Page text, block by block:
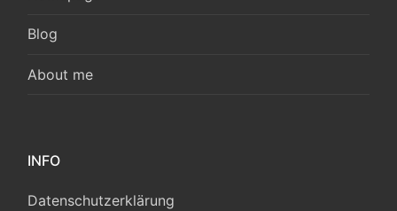
Blog
About me
INFO
Datenschutzerklärung